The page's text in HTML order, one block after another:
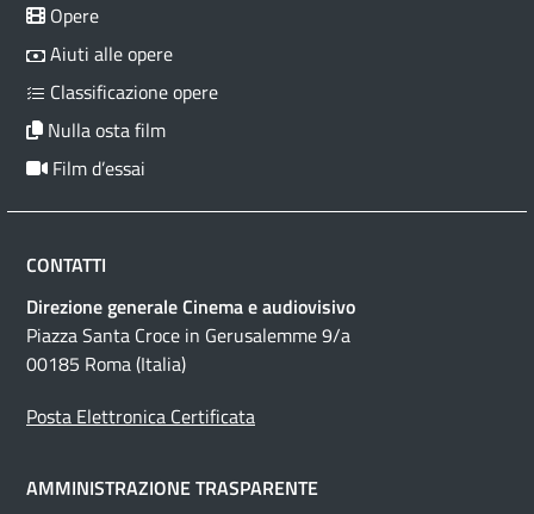
Opere
Aiuti alle opere
Classificazione opere
Nulla osta film
Film d’essai
CONTATTI
Direzione generale Cinema e audiovisivo
Piazza Santa Croce in Gerusalemme 9/a
00185 Roma (Italia)
Posta Elettronica Certificata
AMMINISTRAZIONE TRASPARENTE